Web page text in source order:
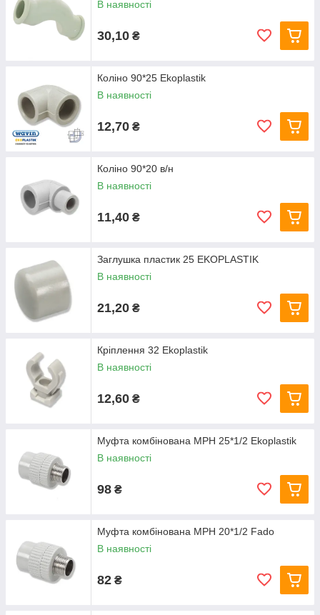
В наявності
30,10 ₴
Коліно 90*25 Ekoplastik
В наявності
12,70 ₴
Коліно 90*20 в/н
В наявності
11,40 ₴
Заглушка пластик 25 EKOPLASTIK
В наявності
21,20 ₴
Кріплення 32 Ekoplastik
В наявності
12,60 ₴
Муфта комбінована МРН 25*1/2 Ekoplastik
В наявності
98 ₴
Муфта комбінована МРН 20*1/2 Fado
В наявності
82 ₴